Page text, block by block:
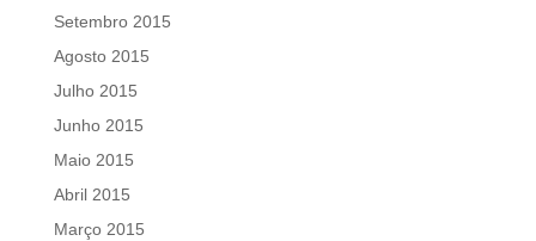
Setembro 2015
Agosto 2015
Julho 2015
Junho 2015
Maio 2015
Abril 2015
Março 2015